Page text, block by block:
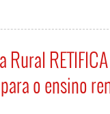
o ensino